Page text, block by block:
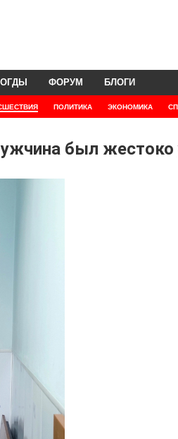
ПОЛИТИКА ЭКОНОМИКА
ФОРУМ БЛОГИ
был жестоко